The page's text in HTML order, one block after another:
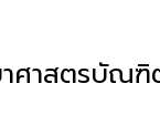
ศาสตรบัณฑิ